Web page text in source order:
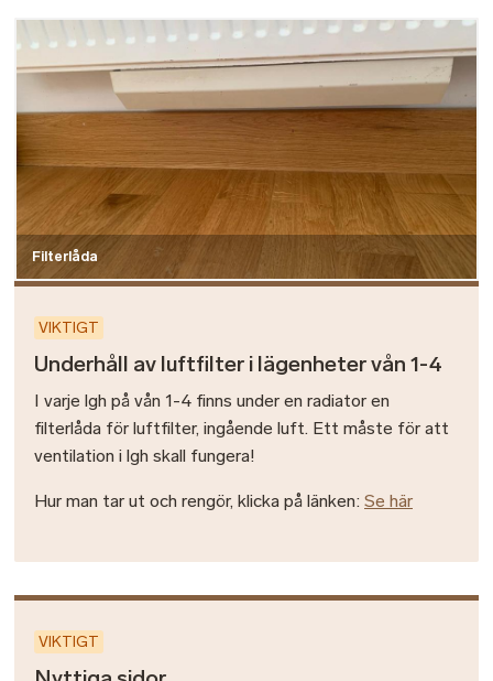
Filterlåda
VIKTIGT
Underhåll av luftfilter i lägenheter vån 1-4
I varje lgh på vån 1-4 finns under en radiator en
filterlåda för luftfilter, ingående luft. Ett måste för att
ventilation i lgh skall fungera!
Hur man tar ut och rengör, klicka på länken: Se här
VIKTIGT